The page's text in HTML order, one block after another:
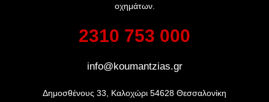
οχημάτων.
2310 753 000
info@koumantzias.gr
Δημοσθένους 33, Καλοχώρι 54628 Θεσσαλονίκη